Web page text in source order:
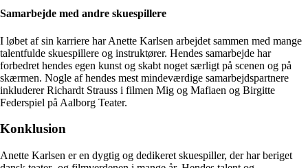
Samarbejde med andre skuespillere
I løbet af sin karriere har Anette Karlsen arbejdet sammen med mange
talentfulde skuespillere og instruktører. Hendes samarbejde har
forbedret hendes egen kunst og skabt noget særligt på scenen og på
skærmen. Nogle af hendes mest mindeværdige samarbejdspartnere
inkluderer Richardt Strauss i filmen Mig og Mafiaen og Birgitte
Federspiel på Aalborg Teater.
Konklusion
Anette Karlsen er en dygtig og dedikeret skuespiller, der har beriget